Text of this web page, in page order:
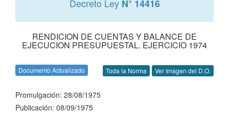
Decreto Ley N° 14416
RENDICION DE CUENTAS Y BALANCE DE
EJECUCION PRESUPUESTAL. EJERCICIO 1974
Documento Actualizado Toda la Norma Ver Imagen del D.O.
Promulgación: 28/08/1975
Publicación: 08/09/1975